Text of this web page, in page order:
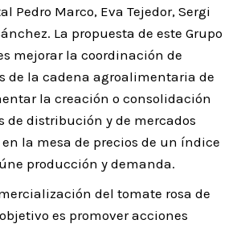
Pedro Marco, Eva Tejedor, Sergi
La propuesta de este Grupo
mejorar la coordinación de
de la cadena agroalimentaria de
la creación o consolidación
de distribución y de mercados
la mesa de precios de un índice
producción y demanda.
del tomate rosa de
es promover acciones